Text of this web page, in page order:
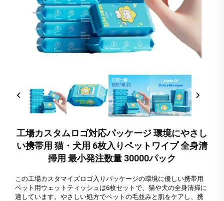
工場カスタムロゴ対応パッケージ 環境にやさし
い携帯用 猫・犬用 6枚入りペットワイプ 全身清
掃用 最小発注数量 30000パック
この工場カスタマイズロゴ入りパッケージの環境に優しい携帯用
ペット用ウェットティッシュは6枚セットで、猫や犬の全身清掃に
適しています。やさしい処方でペットの毛並みと肌をケアし、携